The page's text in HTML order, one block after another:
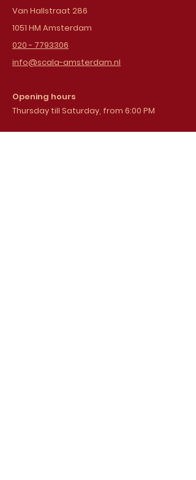
Van Hallstraat 286
1051 HM Amsterdam
020 - 7793306
info@scala-amsterdam.nl
Opening hours
Thursday till Saturday, from 6:00 PM